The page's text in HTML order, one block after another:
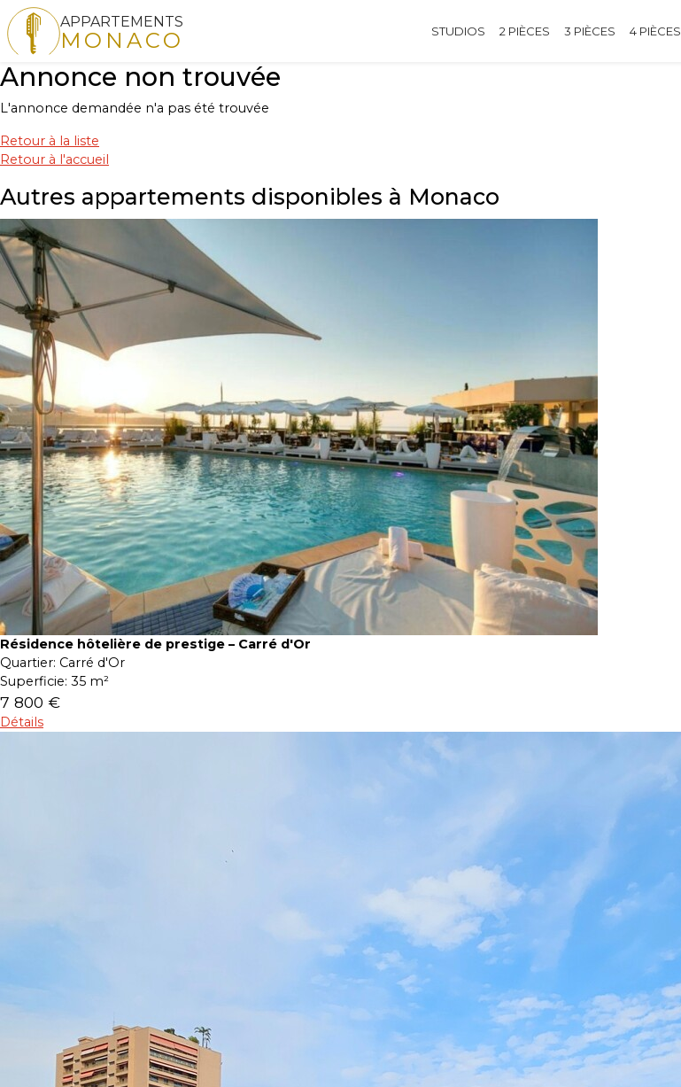
APPARTEMENTS
MONACO STUDIOS 2 PIÈCES 3 PIÈCES 4 PIÈCES
Annonce non trouvée
L'annonce demandée n'a pas été trouvée
Retour à la liste
Retour à l'accueil
Autres appartements disponibles à Monaco
Résidence hôtelière de prestige – Carré d'Or
Quartier: Carré d'Or
Superficie: 35 m²
7 800 €
Détails